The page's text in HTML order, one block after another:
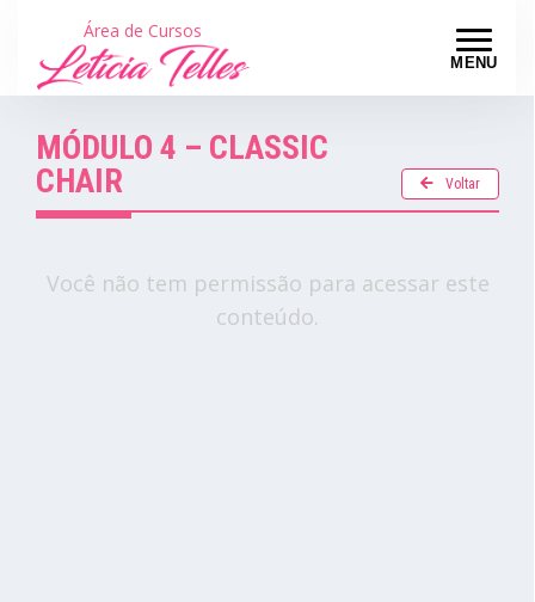
MENU
Área de Cursos
MÓDULO 4 – CLASSIC
CHAIR
Voltar
Você não tem permissão para acessar este
conteúdo.